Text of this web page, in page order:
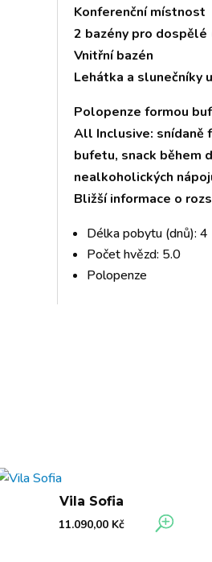
Konferenční místnost
2 bazény pro
Vnitřní bazén
Lehátka a slunečníky
Polopenze formou
All Inclusive: snídaně
bufetu, snack během
nealkoholických
Bližší informace o
Délka pobytu (dnů): 4
Počet hvězd: 5.0
Polopenze
Vila Sofia
11.090,00 Kč